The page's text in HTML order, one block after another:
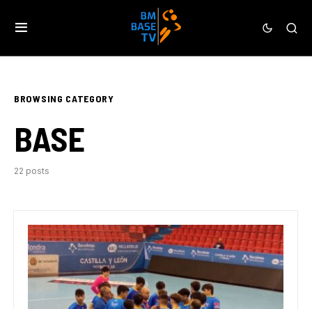
BROWSING CATEGORY
BASE
22 posts